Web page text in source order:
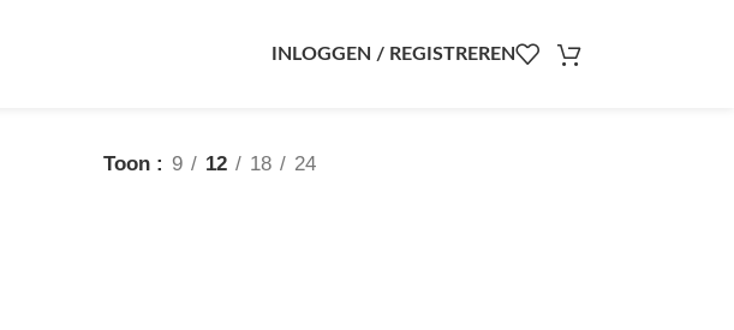
INLOGGEN / REGISTREREN
Toon 9 12 18 24